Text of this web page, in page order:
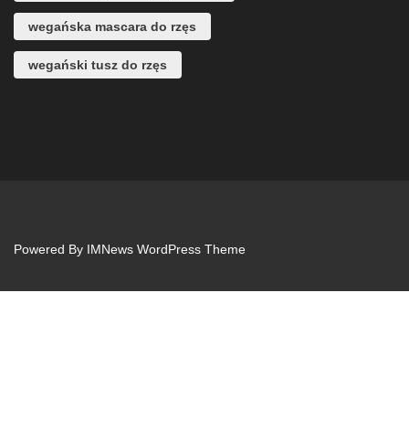
wegańska mascara do rzęs
wegański tusz do rzęs
Powered By IMNews WordPress Theme